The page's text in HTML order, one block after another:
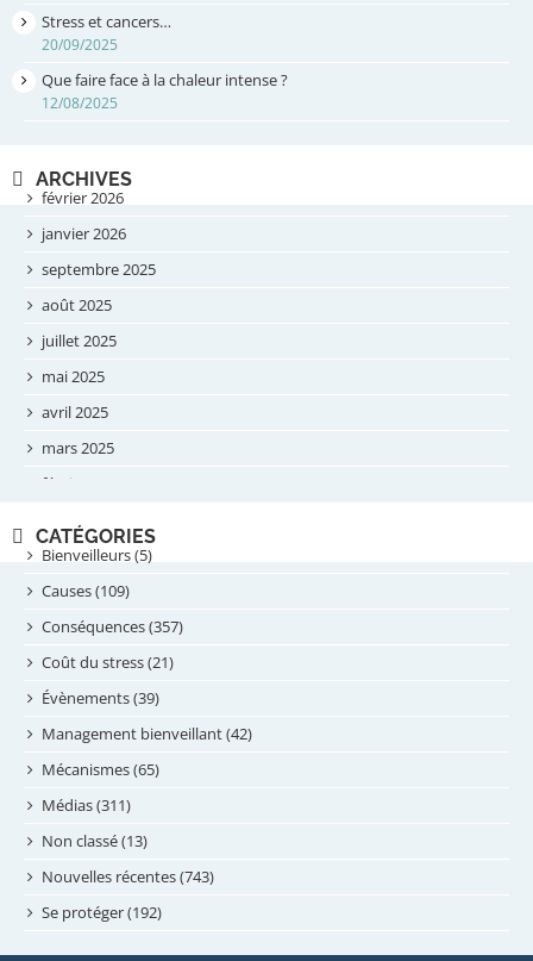
Stress et cancers…
20/09/2025
Que faire face à la chaleur intense ?
12/08/2025
ARCHIVES
février 2026
janvier 2026
septembre 2025
août 2025
juillet 2025
mai 2025
avril 2025
mars 2025
février 2025
septembre 2024
août 2024
juillet 2024
juin 2024
mai 2024
avril 2024
février 2024
janvier 2024
novembre 2023
octobre 2023
septembre 2023
CATÉGORIES
Bienveilleurs (5)
Causes (109)
Conséquences (357)
Coût du stress (21)
Évènements (39)
Management bienveillant (42)
Mécanismes (65)
Médias (311)
Non classé (13)
Nouvelles récentes (743)
Se protéger (192)